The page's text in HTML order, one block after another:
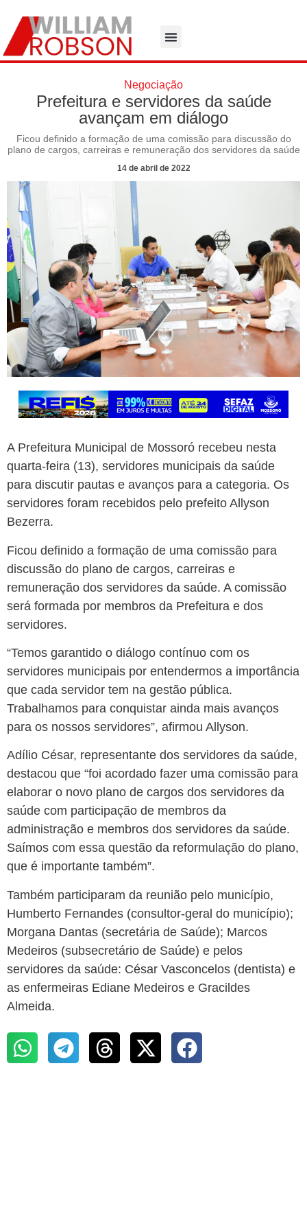
Negociação
Prefeitura e servidores da saúde
avançam em diálogo
Ficou definido a formação de uma comissão para discussão do
plano de cargos, carreiras e remuneração dos servidores da saúde
14 de abril de 2022
A Prefeitura Municipal de Mossoró recebeu nesta
quarta-feira (13), servidores municipais da saúde
para discutir pautas e avanços para a categoria. Os
servidores foram recebidos pelo prefeito Allyson
Bezerra.
Ficou definido a formação de uma comissão para
discussão do plano de cargos, carreiras e
remuneração dos servidores da saúde. A comissão
será formada por membros da Prefeitura e dos
servidores.
“Temos garantido o diálogo contínuo com os
servidores municipais por entendermos a importância
que cada servidor tem na gestão pública.
Trabalhamos para conquistar ainda mais avanços
para os nossos servidores”, afirmou Allyson.
Adílio César, representante dos servidores da saúde,
destacou que “foi acordado fazer uma comissão para
elaborar o novo plano de cargos dos servidores da
saúde com participação de membros da
administração e membros dos servidores da saúde.
Saímos com essa questão da reformulação do plano,
que é importante também”.
Também participaram da reunião pelo município,
Humberto Fernandes (consultor-geral do município);
Morgana Dantas (secretária de Saúde); Marcos
Medeiros (subsecretário de Saúde) e pelos
servidores da saúde: César Vasconcelos (dentista) e
as enfermeiras Ediane Medeiros e Gracildes
Almeida.